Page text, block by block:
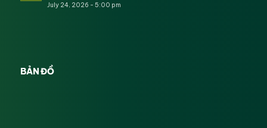
July 24, 2026 - 5:00 pm
BẢN ĐỒ